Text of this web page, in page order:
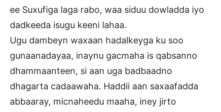
ee Suxufiga laga rabo, waa siduu dowladda iyo
dadkeeda isugu keeni lahaa.
Ugu dambeyn waxaan hadalkeyga ku soo
gunaanadayaa, inaynu gacmaha is qabsanno
dhammaanteen, si aan uga badbaadno
dhagarta cadaawaha. Haddii aan saxaafadda
abbaaray, micnaheedu maaha, iney jirto